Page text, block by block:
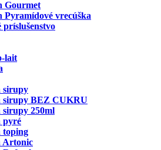
Gourmet
Pyramídové vrecúška
príslušenstvo
lait
sirupy
sirupy BEZ CUKRU
sirupy 250ml
pyré
toping
Artonic